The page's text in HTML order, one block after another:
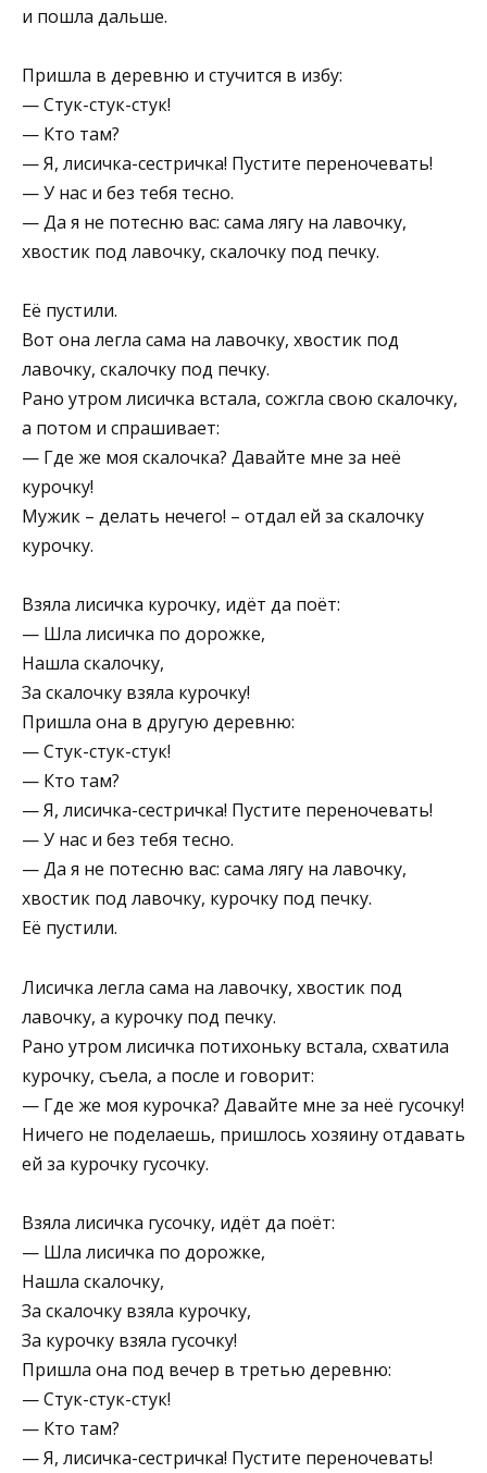
и пошла дальше.
Пришла в деревню и стучится в избу:
— Стук-стук-стук!
— Кто там?
— Я, лисичка-сестричка! Пустите переночевать!
— У нас и без тебя тесно.
— Да я не потесню вас: сама лягу на лавочку,
хвостик под лавочку, скалочку под печку.
Её пустили.
Вот она легла сама на лавочку, хвостик под
лавочку, скалочку под печку.
Рано утром лисичка встала, сожгла свою скалочку,
а потом и спрашивает:
— Где же моя скалочка? Давайте мне за неё
курочку!
Мужик – делать нечего! – отдал ей за скалочку
курочку.
Взяла лисичка курочку, идёт да поёт:
— Шла лисичка по дорожке,
Нашла скалочку,
За скалочку взяла курочку!
Пришла она в другую деревню:
— Стук-стук-стук!
— Кто там?
— Я, лисичка-сестричка! Пустите переночевать!
— У нас и без тебя тесно.
— Да я не потесню вас: сама лягу на лавочку,
хвостик под лавочку, курочку под печку.
Её пустили.
Лисичка легла сама на лавочку, хвостик под
лавочку, а курочку под печку.
Рано утром лисичка потихоньку встала, схватила
курочку, съела, а после и говорит:
— Где же моя курочка? Давайте мне за неё гусочку!
Ничего не поделаешь, пришлось хозяину отдавать
ей за курочку гусочку.
Взяла лисичка гусочку, идёт да поёт:
— Шла лисичка по дорожке,
Нашла скалочку,
За скалочку взяла курочку,
За курочку взяла гусочку!
Пришла она под вечер в третью деревню:
— Стук-стук-стук!
— Кто там?
— Я, лисичка-сестричка! Пустите переночевать!